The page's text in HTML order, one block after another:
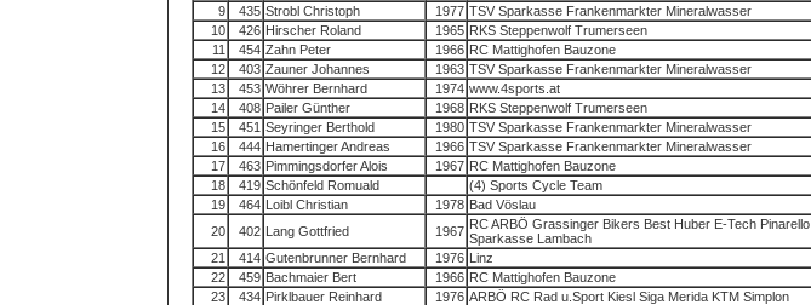
9
435 Strobl Christoph 1977 TSV Sparkasse Frankenmarkter Mineralwasser
10
426 Hirscher Roland 1965 RKS Steppenwolf Trumerseen
11
454 Zahn Peter 1966 RC Mattighofen Bauzone
12
403 Zauner Johannes 1963 TSV Sparkasse Frankenmarkter Mineralwasser
13
453 Wöhrer Bernhard 1974 www.4sports.at
14
408 Pailer Günther 1968 RKS Steppenwolf Trumerseen
15
451 Seyringer Berthold 1980 TSV Sparkasse Frankenmarkter Mineralwasser
16
444 Hamertinger Andreas 1966 TSV Sparkasse Frankenmarkter Mineralwasser
17
463 Pimmingsdorfer Alois 1967 RC Mattighofen Bauzone
18
419 Schönfeld Romuald (4) Sports Cycle Team
19
464 Loibl Christian 1978 Bad Vöslau
20
402 Lang Gottfried 1967 RC ARBÖ Grassinger Bikers Best Huber E-Tech Pinarello
Sparkasse Lambach
21
414 Gutenbrunner Bernhard 1976 Linz
22
459 Bachmaier Bert 1966 RC Mattighofen Bauzone
23
434 Pirklbauer Reinhard 1976 ARBÖ RC Rad u.Sport Kiesl Siga Merida KTM Simplon